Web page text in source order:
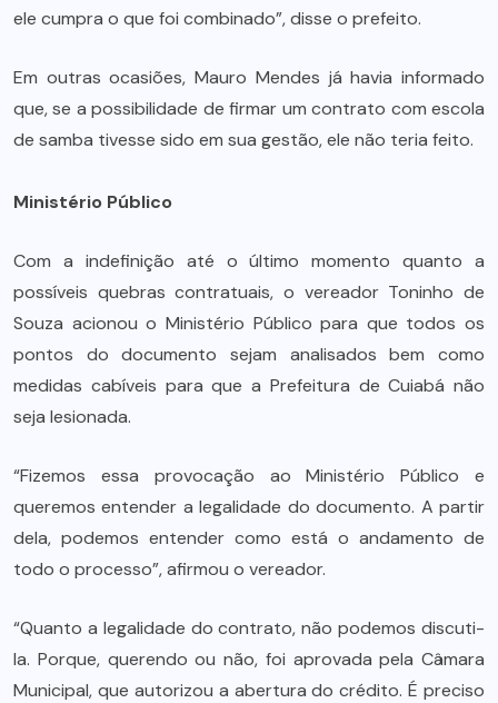
ele cumpra o que foi combinado”, disse o prefeito.
Em outras ocasiões, Mauro Mendes já havia informado
que, se a possibilidade de firmar um contrato com escola
de samba tivesse sido em sua gestão, ele não teria feito.
Ministério Público
Com a indefinição até o último momento quanto a
possíveis quebras contratuais, o vereador Toninho de
Souza acionou o Ministério Público para que todos os
pontos do documento sejam analisados bem como
medidas cabíveis para que a Prefeitura de Cuiabá não
seja lesionada.
“Fizemos essa provocação ao Ministério Público e
queremos entender a legalidade do documento. A partir
dela, podemos entender como está o andamento de
todo o processo”, afirmou o vereador.
“Quanto a legalidade do contrato, não podemos discuti-
la. Porque, querendo ou não, foi aprovada pela Câmara
Municipal, que autorizou a abertura do crédito. É preciso